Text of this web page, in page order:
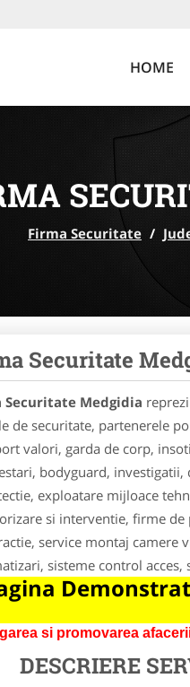
HOME
Firma Securitate /
Securitate
Securitate Medgidia
de securitate, partenerele
valori, garda de corp,
bodyguard, investigatii,
exploatare mijloace
si interventie, firme de
service montaj camere
sisteme control acces,
si promovarea
DESCRIERE